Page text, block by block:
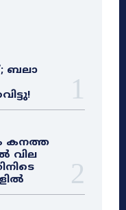
ബലാ
കനത്ത
വില